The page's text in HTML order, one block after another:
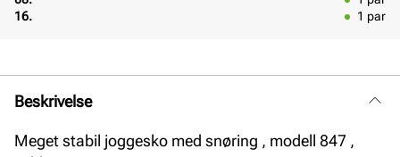
16.
1 par
Beskrivelse
Meget stabil joggesko med snøring , modell 847 ,